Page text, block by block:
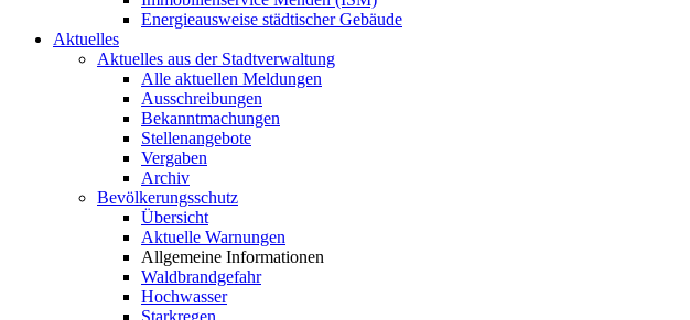
Energieausweise städtischer Gebäude
Aktuelles
Aktuelles aus der Stadtverwaltung
Alle aktuellen Meldungen
Ausschreibungen
Bekanntmachungen
Stellenangebote
Vergaben
Archiv
Bevölkerungsschutz
Übersicht
Aktuelle Warnungen
Allgemeine Informationen
Waldbrandgefahr
Hochwasser
Starkregen